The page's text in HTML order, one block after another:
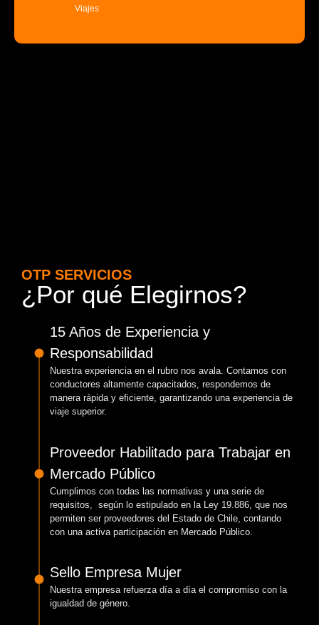
Viajes
OTP SERVICIOS
¿Por qué Elegirnos?
15 Años de Experiencia y
Responsabilidad
Nuestra experiencia en el rubro nos avala. Contamos con
conductores altamente capacitados, respondemos de
manera rápida y eficiente, garantizando una experiencia de
viaje superior.
Proveedor Habilitado para Trabajar en
Mercado Público
Cumplimos con todas las normativas y una serie de
requisitos, según lo estipulado en la Ley 19.886, que nos
permiten ser proveedores del Estado de Chile, contando
con una activa participación en Mercado Público.
Sello Empresa Mujer
Nuestra empresa refuerza día a día el compromiso con la
igualdad de género.